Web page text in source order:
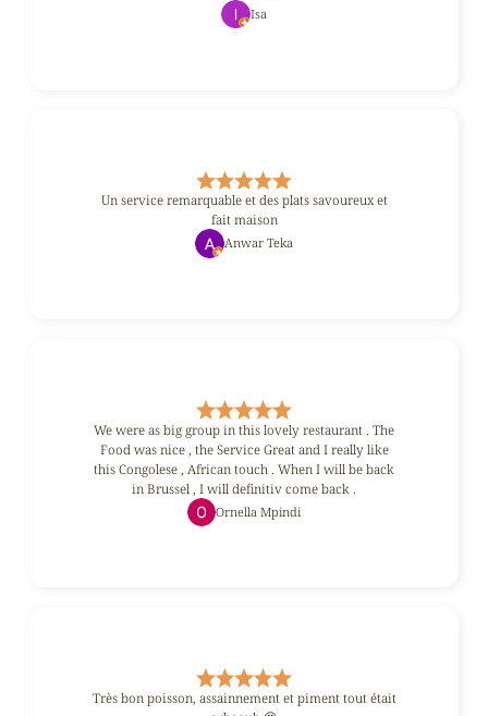
Isa
Un service remarquable et des plats savoureux et
fait maison
Anwar Teka
We were as big group in this lovely restaurant . The
Food was nice , the Service Great and I really like
this Congolese , African touch . When I will be back
in Brussel , I will definitiv come back .
Ornella Mpindi
Très bon poisson, assainnement et piment tout était